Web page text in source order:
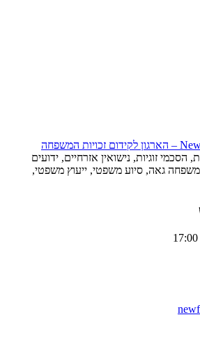
הסכמי זוגיות, נישואין אזרחיים, ידועים
משפחה גאה, סיוע משפטי, ייעוץ משפטי,